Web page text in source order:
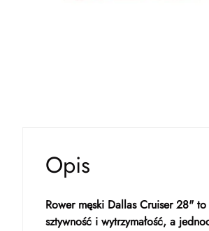
Opis
Rower męski Dallas Cruiser 28"
sztywność i wytrzymałość, a